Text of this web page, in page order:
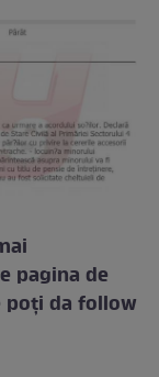
pagina de
poți da follow